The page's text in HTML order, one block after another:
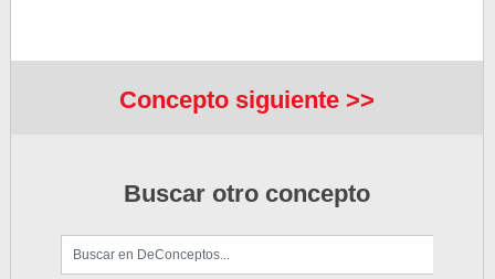
Concepto siguiente >>
Buscar otro concepto